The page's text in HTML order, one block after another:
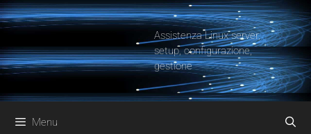
Vai
al
Assistenza Linux server,
setup, configurazione,
gestione
Menu